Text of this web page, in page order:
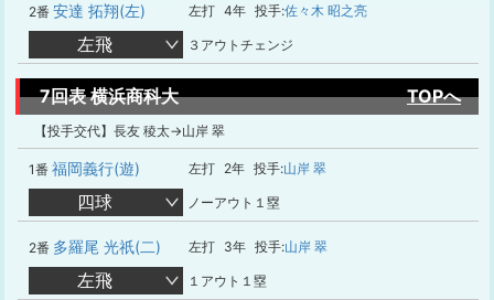
2番 安達 拓翔(左) 左打 4年 投手:佐々木 昭之亮
左飛 ３アウトチェンジ
7回表 横浜商科大 TOPへ
【投手交代】長友 稜太→山岸 翠
1番 福岡義行(遊) 左打 2年 投手:山岸 翠
四球 ノーアウト１塁
2番 多羅尾 光祇(二) 左打 3年 投手:山岸 翠
左飛 １アウト１塁